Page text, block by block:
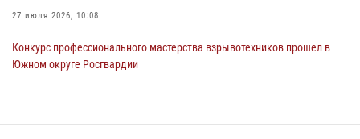
27 июля 2026, 10:08
Конкурс профессионального мастерства взрывотехников прошел в
Южном округе Росгвардии